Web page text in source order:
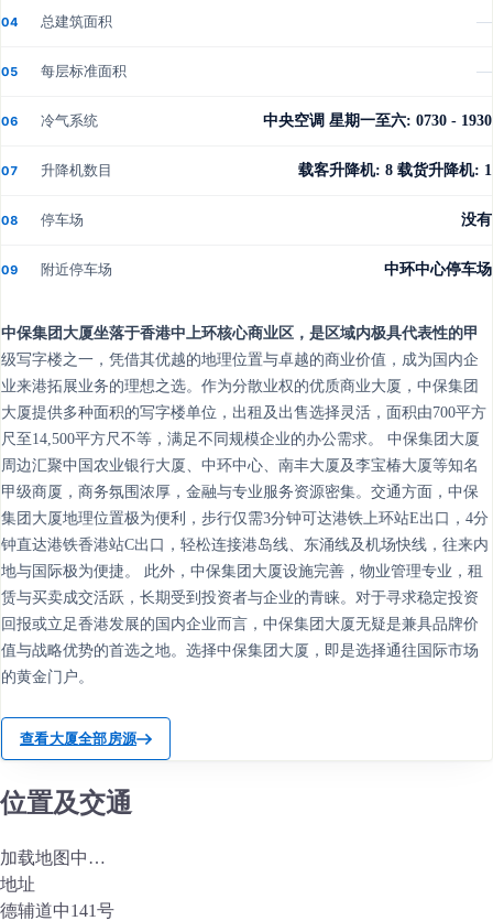
04 总建筑面积 —
05 每层标准面积 —
06 冷气系统 中央空调 星期一至六: 0730 - 1930
07 升降机数目 载客升降机: 8 载货升降机: 1
08 停车场 没有
09 附近停车场 中环中心停车场
中保集团大厦坐落于香港中上环核心商业区，是区域内极具代表性的甲
级写字楼之一，凭借其优越的地理位置与卓越的商业价值，成为国内企
业来港拓展业务的理想之选。作为分散业权的优质商业大厦，中保集团
大厦提供多种面积的写字楼单位，出租及出售选择灵活，面积由700平方
尺至14,500平方尺不等，满足不同规模企业的办公需求。 中保集团大厦
周边汇聚中国农业银行大厦、中环中心、南丰大厦及李宝椿大厦等知名
甲级商厦，商务氛围浓厚，金融与专业服务资源密集。交通方面，中保
集团大厦地理位置极为便利，步行仅需3分钟可达港铁上环站E出口，4分
钟直达港铁香港站C出口，轻松连接港岛线、东涌线及机场快线，往来内
地与国际极为便捷。 此外，中保集团大厦设施完善，物业管理专业，租
赁与买卖成交活跃，长期受到投资者与企业的青睐。对于寻求稳定投资
回报或立足香港发展的国内企业而言，中保集团大厦无疑是兼具品牌价
值与战略优势的首选之地。选择中保集团大厦，即是选择通往国际市场
的黄金门户。
查看大厦全部房源
位置及交通
加载地图中…
地址
德辅道中141号